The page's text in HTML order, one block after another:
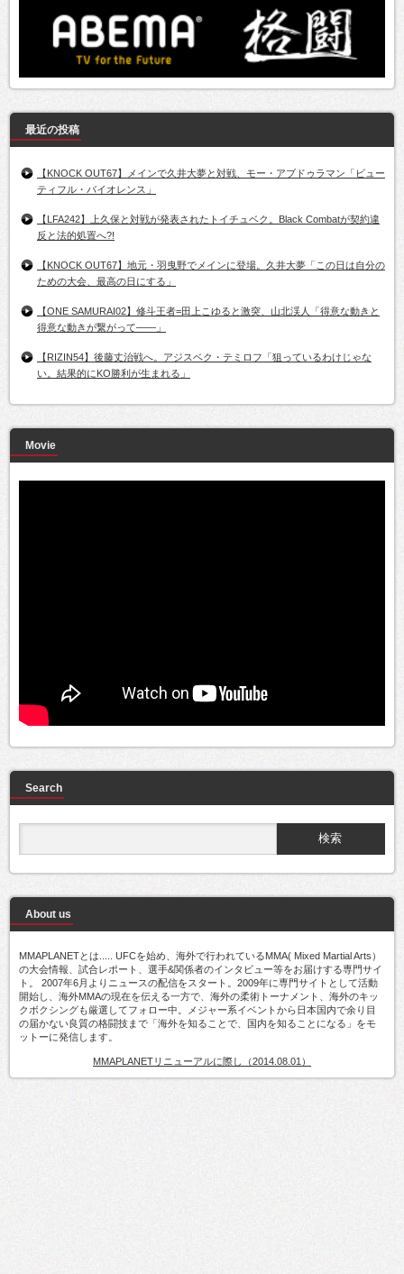
最近の投稿
【KNOCK OUT67】メインで久井大夢と対戦、モー・アブドゥラマン「ビュー
ティフル・バイオレンス」
【LFA242】上久保と対戦が発表されたトイチュベク。Black Combatが契約違
反と法的処置へ?!
【KNOCK OUT67】地元・羽曳野でメインに登場。久井大夢「この日は自分の
ための大会、最高の日にする」
【ONE SAMURAI02】修斗王者=田上こゆると激突、山北渓人「得意な動きと
得意な動きが繋がって――」
【RIZIN54】後藤丈治戦へ。アジスベク・テミロフ「狙っているわけじゃな
い。結果的にKO勝利が生まれる」
Movie
Search
About us
MMAPLANETとは..... UFCを始め、海外で行われているMMA( Mixed Martial Arts）
の大会情報、試合レポート、選手&関係者のインタビュー等をお届けする専門サイ
ト。 2007年6月よりニュースの配信をスタート。2009年に専門サイトとして活動
開始し、海外MMAの現在を伝える一方で、海外の柔術トーナメント、海外のキッ
クボクシングも厳選してフォロー中。メジャー系イベントから日本国内で余り目
の届かない良質の格闘技まで「海外を知ることで、国内を知ることになる」をモ
ットーに発信します。
MMAPLANETリニューアルに際し（2014.08.01）